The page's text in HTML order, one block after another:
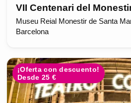
VII Centenari del
Museu Reial Monestir de Santa
Barcelona
¡Oferta con descuento!
Desde 25 €